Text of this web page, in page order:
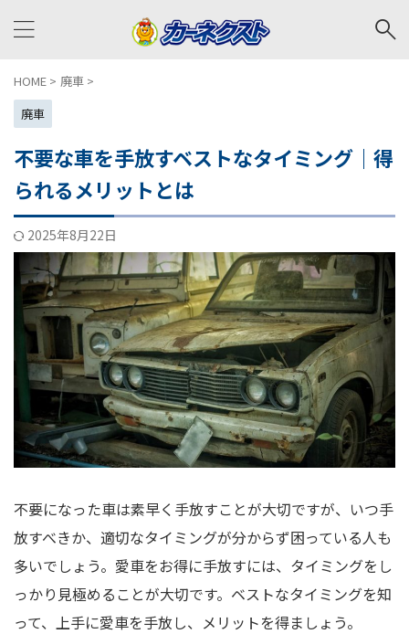
HOME > 廃車 >
廃車
不要な車を手放すベストなタイミング｜得
られるメリットとは
2025年8月22日
不要になった車は素早く手放すことが大切ですが、いつ手
放すべきか、適切なタイミングが分からず困っている人も
多いでしょう。愛車をお得に手放すには、タイミングをし
っかり見極めることが大切です。ベストなタイミングを知
って、上手に愛車を手放し、メリットを得ましょう。